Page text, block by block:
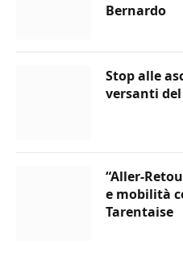
Bernardo
Stop alle
versanti
“Aller-
e mobilità
Tarentaise